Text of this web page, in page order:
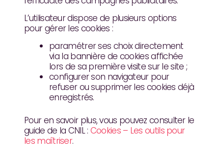
L’utilisateur dispose de plusieurs options
pour gérer les cookies :
paramétrer ses choix directement
via la bannière de cookies affichée
lors de sa première visite sur le site ;
configurer son navigateur pour
refuser ou supprimer les cookies déjà
enregistrés.
Pour en savoir plus, vous pouvez consulter le
guide de la CNIL : Cookies – Les outils pour
les maîtriser.